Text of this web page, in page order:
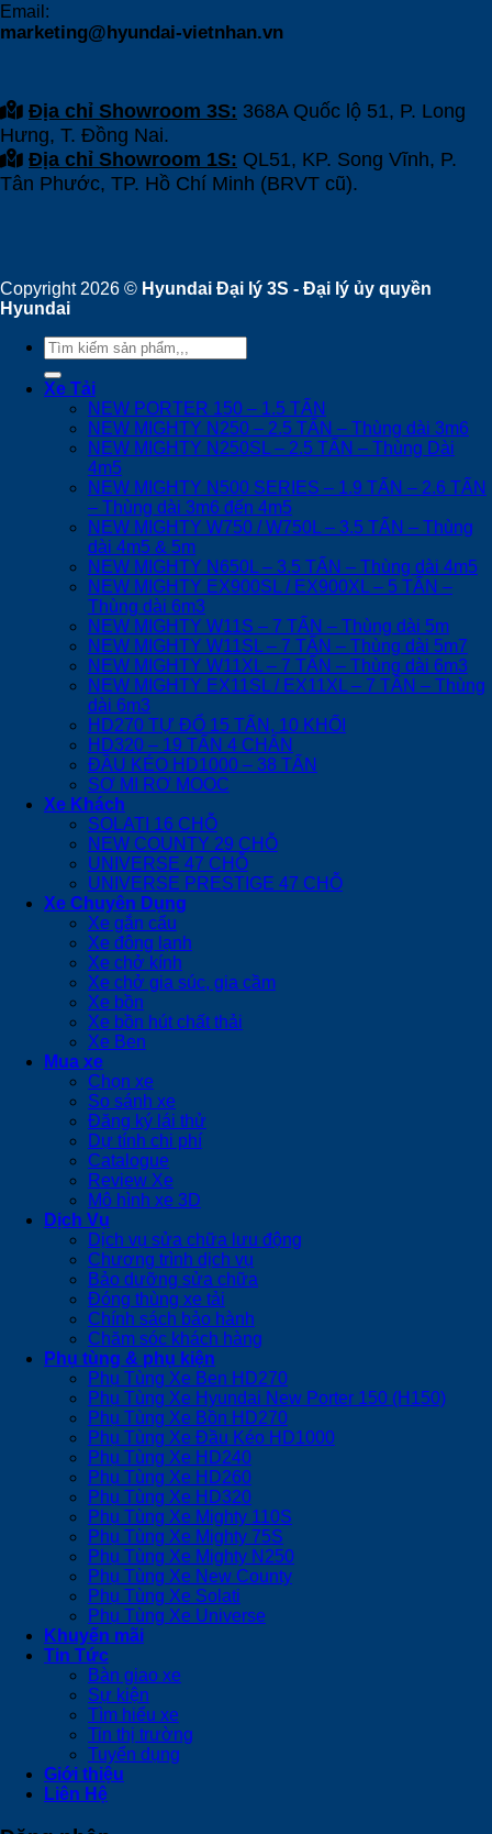
Email:
marketing@hyundai-vietnhan.vn
Địa chỉ Showroom 3S: 368A Quốc lộ 51, P. Long
Hưng, T. Đồng Nai.
Địa chỉ Showroom 1S: QL51, KP. Song Vĩnh, P.
Tân Phước, TP. Hồ Chí Minh (BRVT cũ).
Copyright 2026 © Hyundai Đại lý 3S - Đại lý ủy quyền
Hyundai
Tìm
kiếm:
Xe Tải
NEW PORTER 150 – 1.5 TẤN
NEW MIGHTY N250 – 2.5 TẤN – Thùng dài 3m6
NEW MIGHTY N250SL – 2.5 TẤN – Thùng Dài
4m5
NEW MIGHTY N500 SERIES – 1.9 TẤN – 2.6 TẤN
– Thùng dài 3m6 đến 4m5
NEW MIGHTY W750 / W750L – 3.5 TẤN – Thùng
dài 4m5 & 5m
NEW MIGHTY N650L – 3.5 TẤN – Thùng dài 4m5
NEW MIGHTY EX900SL / EX900XL – 5 TẤN –
Thùng dài 6m3
NEW MIGHTY W11S – 7 TẤN – Thùng dài 5m
NEW MIGHTY W11SL – 7 TẤN – Thùng dài 5m7
NEW MIGHTY W11XL – 7 TẤN – Thùng dài 6m3
NEW MIGHTY EX11SL / EX11XL – 7 TẤN – Thùng
dài 6m3
HD270 TỰ ĐỔ 15 TẤN, 10 KHỐI
HD320 – 19 TẤN 4 CHÂN
ĐẦU KÉO HD1000 – 38 TẤN
SƠ MI RƠ MOOC
Xe Khách
SOLATI 16 CHỖ
NEW COUNTY 29 CHỖ
UNIVERSE 47 CHỖ
UNIVERSE PRESTIGE 47 CHỖ
Xe Chuyên Dụng
Xe gắn cẩu
Xe đông lạnh
Xe chở kính
Xe chở gia súc, gia cầm
Xe bồn
Xe bồn hút chất thải
Xe Ben
Mua xe
Chọn xe
So sánh xe
Đăng ký lái thử
Dự tính chi phí
Catalogue
Review Xe
Mô hình xe 3D
Dịch Vụ
Dịch vụ sửa chữa lưu động
Chương trình dịch vụ
Bảo dưỡng sửa chữa
Đóng thùng xe tải
Chính sách bảo hành
Chăm sóc khách hàng
Phụ tùng & phụ kiện
Phụ Tùng Xe Ben HD270
Phụ Tùng Xe Hyundai New Porter 150 (H150)
Phụ Tùng Xe Bồn HD270
Phụ Tùng Xe Đầu Kéo HD1000
Phụ Tùng Xe HD240
Phụ Tùng Xe HD260
Phụ Tùng Xe HD320
Phụ Tùng Xe Mighty 110S
Phụ Tùng Xe Mighty 75S
Phụ Tùng Xe Mighty N250
Phụ Tùng Xe New County
Phụ Tùng Xe Solati
Phụ Tùng Xe Universe
Khuyến mãi
Tin Tức
Bàn giao xe
Sự kiện
Tìm hiểu xe
Tin thị trường
Tuyển dụng
Giới thiệu
Liên Hệ